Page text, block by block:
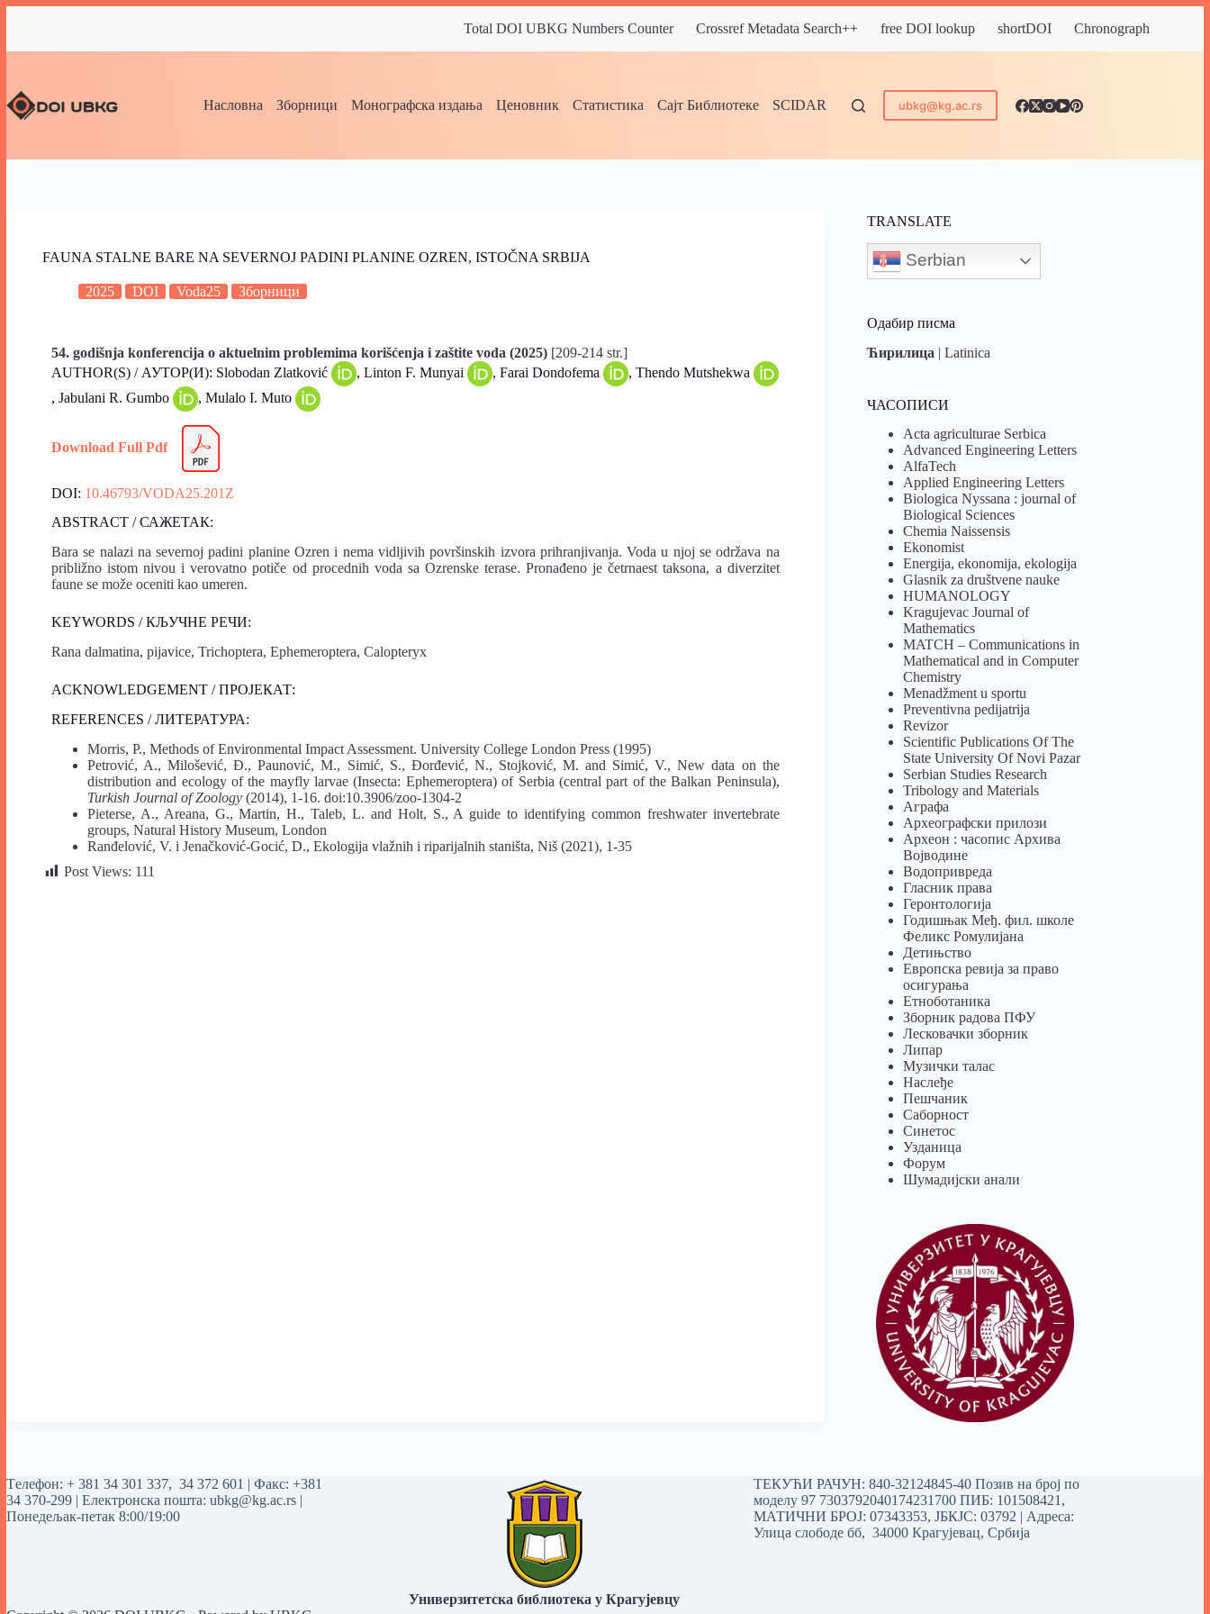
Total DOI UBKG Numbers Counter Crossref Metadata Search++ free DOI lookup shortDOI Chronograph
Насловна Зборници Монографска издања Ценовник Статистика Сајт Библиотеке SCIDAR ubkg@kg.ac.rs
FAUNA STALNE BARE NA SEVERNOJ PADINI PLANINE OZREN, ISTOČNA SRBIJA
2025 DOI Voda25 Зборници
54. godišnja konferencija o aktuelnim problemima korišćenja i zaštite voda (2025) [209-214 str.]
AUTHOR(S) / АУТОР(И): Slobodan Zlatković
, Linton F. Munyai , Farai Dondofema
, Thendo Mutshekwa
, Jabulani R. Gumbo
, Mulalo I. Muto
Download Full Pdf
DOI: 10.46793/VODA25.201Z
ABSTRACT / САЖЕТАК:
Bara se nalazi na severnoj padini planine Ozren i nema vidljivih površinskih izvora prihranjivanja. Voda u njoj se održava na
približno istom nivou i verovatno potiče od procednih voda sa Ozrenske terase. Pronađeno je četrnaest taksona, a diverzitet
faune se može oceniti kao umeren.
KEYWORDS / КЉУЧНЕ РЕЧИ:
Rana dalmatina, pijavice, Trichoptera, Ephemeroptera, Calopteryx
ACKNOWLEDGEMENT / ПРОЈЕКАТ:
REFERENCES / ЛИТЕРАТУРА:
Morris, P., Methods of Environmental Impact Assessment. University College London Press (1995)
Petrović, A., Milošević, Đ., Paunović, M., Simić, S., Đorđević, N., Stojković, M. and Simić, V., New data on the
distribution and ecology of the mayfly larvae (Insecta: Ephemeroptera) of Serbia (central part of the Balkan Peninsula),
Turkish Journal of Zoology (2014), 1-16. doi:10.3906/zoo-1304-2
Pieterse, A., Areana, G., Martin, H., Taleb, L. and Holt, S., A guide to identifying common freshwater invertebrate
groups, Natural History Museum, London
Ranđelović, V. i Jenačković-Gocić, D., Ekologija vlažnih i riparijalnih staništa, Niš (2021), 1-35
Post Views: 111
TRANSLATE
Serbian
Одабир писма
Ћирилица |Latinica
ЧАСОПИСИ
Acta agriculturae Serbica
Advanced Engineering Letters
AlfaTech
Applied Engineering Letters
Biologica Nyssana : journal of
Biological Sciences
Chemia Naissensis
Ekonomist
Energija, ekonomija, ekologija
Glasnik za društvene nauke
HUMANOLOGY
Kragujevac Journal of
Mathematics
MATCH – Communications in
Mathematical and in Computer
Chemistry
Menadžment u sportu
Preventivna pedijatrija
Revizor
Scientific Publications Of The
State University Of Novi Pazar
Serbian Studies Research
Tribology and Materials
Аграфа
Археографски прилози
Археон : часопис Архива
Војводине
Водопривреда
Гласник права
Геронтологија
Годишњак Међ. фил. школе
Феликс Ромулијана
Детињство
Европска ревија за право
осигурања
Eтноботаника
Зборник радова ПФУ
Лесковачки зборник
Липар
Музички талас
Наслеђе
Пешчаник
Саборност
Синетос
Узданица
Форум
Шумадијски анали
Tелефон: + 381 34 301 337, 34 372 601 | Факс: +381
34 370-299 | Електронска пошта: ubkg@kg.ac.rs |
Понедељак-петак 8:00/19:00
Универзитетска библиотека у Крагујевцу
ТЕКУЋИ РАЧУН: 840-32124845-40 Позив на број по
моделу 97 7303792040174231700ПИБ: 101508421,
МАТИЧНИ БРОЈ: 07343353, ЈБКЈС: 03792 | Aдреса:
Улица слободе бб, 34000 Крагујевац, Србија